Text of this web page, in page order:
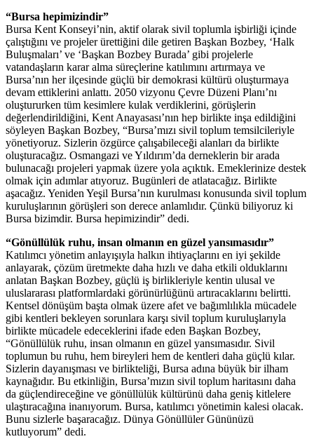
“Bursa hepimizindir”
Bursa Kent Konseyi’nin, aktif olarak sivil toplumla işbirliği içinde
çalıştığını ve projeler ürettiğini dile getiren Başkan Bozbey, ‘Halk
Buluşmaları’ ve ‘Başkan Bozbey Burada’ gibi projelerle
vatandaşların karar alma süreçlerine katılımını artırmaya ve
Bursa’nın her ilçesinde güçlü bir demokrasi kültürü oluşturmaya
devam ettiklerini anlattı. 2050 vizyonu Çevre Düzeni Planı’nı
oluştururken tüm kesimlere kulak verdiklerini, görüşlerin
değerlendirildiğini, Kent Anayasası’nın hep birlikte inşa edildiğini
söyleyen Başkan Bozbey, “Bursa’mızı sivil toplum temsilcileriyle
yönetiyoruz. Sizlerin özgürce çalışabileceği alanları da birlikte
oluşturacağız. Osmangazi ve Yıldırım’da derneklerin bir arada
bulunacağı projeleri yapmak üzere yola açıktık. Emeklerinize destek
olmak için adımlar atıyoruz. Bugünleri de atlatacağız. Birlikte
aşacağız. Yeniden Yeşil Bursa’nın kurulması konusunda sivil toplum
kuruluşlarının görüşleri son derece anlamlıdır. Çünkü biliyoruz ki
Bursa bizimdir. Bursa hepimizindir” dedi.
“Gönüllülük ruhu, insan olmanın en güzel yansımasıdır”
Katılımcı yönetim anlayışıyla halkın ihtiyaçlarını en iyi şekilde
anlayarak, çözüm üretmekte daha hızlı ve daha etkili olduklarını
anlatan Başkan Bozbey, güçlü iş birlikleriyle kentin ulusal ve
uluslararası platformlardaki görünürlüğünü artıracaklarını belirtti.
Kentsel dönüşüm başta olmak üzere afet ve bağımlılıkla mücadele
gibi kentleri bekleyen sorunlara karşı sivil toplum kuruluşlarıyla
birlikte mücadele edeceklerini ifade eden Başkan Bozbey,
“Gönüllülük ruhu, insan olmanın en güzel yansımasıdır. Sivil
toplumun bu ruhu, hem bireyleri hem de kentleri daha güçlü kılar.
Sizlerin dayanışması ve birlikteliği, Bursa adına büyük bir ilham
kaynağıdır. Bu etkinliğin, Bursa’mızın sivil toplum haritasını daha
da güçlendireceğine ve gönüllülük kültürünü daha geniş kitlelere
ulaştıracağına inanıyorum. Bursa, katılımcı yönetimin kalesi olacak.
Bunu sizlerle başaracağız. Dünya Gönüllüler Gününüzü
kutluyorum” dedi.